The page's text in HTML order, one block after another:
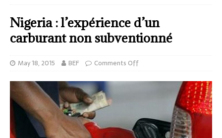
Nigeria : l’expérience d’un
carburant non subventionné
May 18, 2015 BEF Comments Off